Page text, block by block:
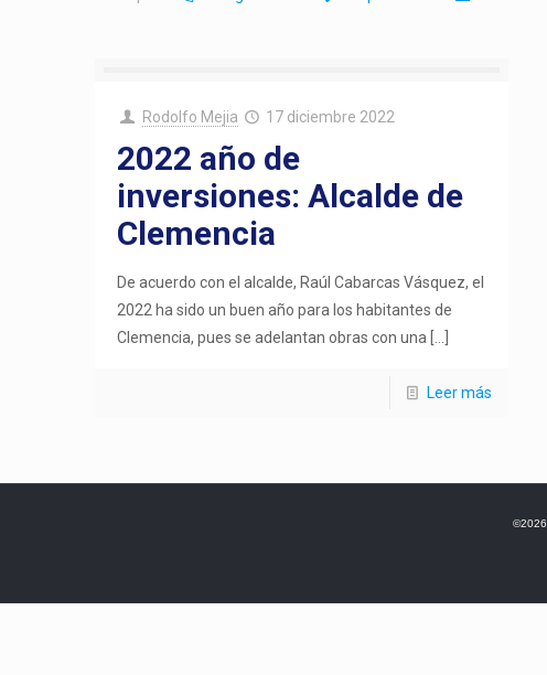
Rodolfo Mejia 17 diciembre 2022
2022 año de
inversiones: Alcalde de
Clemencia
De acuerdo con el alcalde, Raúl Cabarcas Vásquez, el
2022 ha sido un buen año para los habitantes de
Clemencia, pues se adelantan obras con una
Leer más
©2026